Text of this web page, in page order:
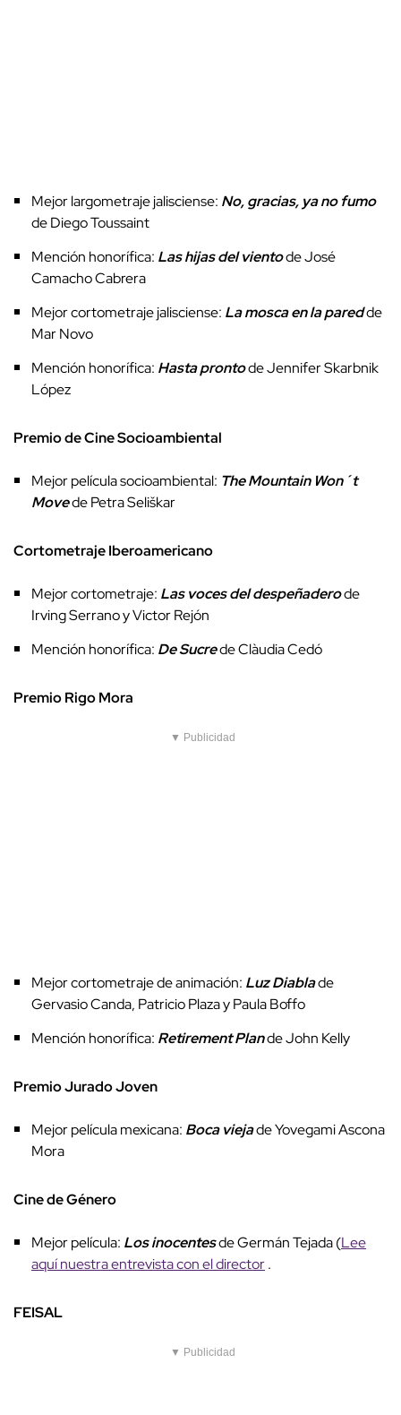
Mejor largometraje jalisciense: No, gracias, ya no fumo
de Diego Toussaint
Mención honorífica: Las hijas del vientode José
Camacho Cabrera
Mejor cortometraje jalisciense: La mosca en la paredde
Mar Novo
Mención honorífica: Hasta prontode Jennifer Skarbnik
López
Premio de Cine Socioambiental
Mejor película socioambiental: The Mountain Won´t
Movede Petra Seliškar
Cortometraje Iberoamericano
Mejor cortometraje: Las voces del despeñaderode
Irving Serrano y Victor Rejón
Mención honorífica: De Sucrede Clàudia Cedó
Premio Rigo Mora
▼ Publicidad
Mejor cortometraje de animación: Luz Diablade
Gervasio Canda, Patricio Plaza y Paula Boffo
Mención honorífica: Retirement Plande John Kelly
Premio Jurado Joven
Mejor película mexicana: Boca viejade Yovegami Ascona
Mora
Cine de Género
Mejor película: Los inocentesde Germán Tejada (Lee
aquí nuestra entrevista con el director.
FEISAL
▼ Publicidad